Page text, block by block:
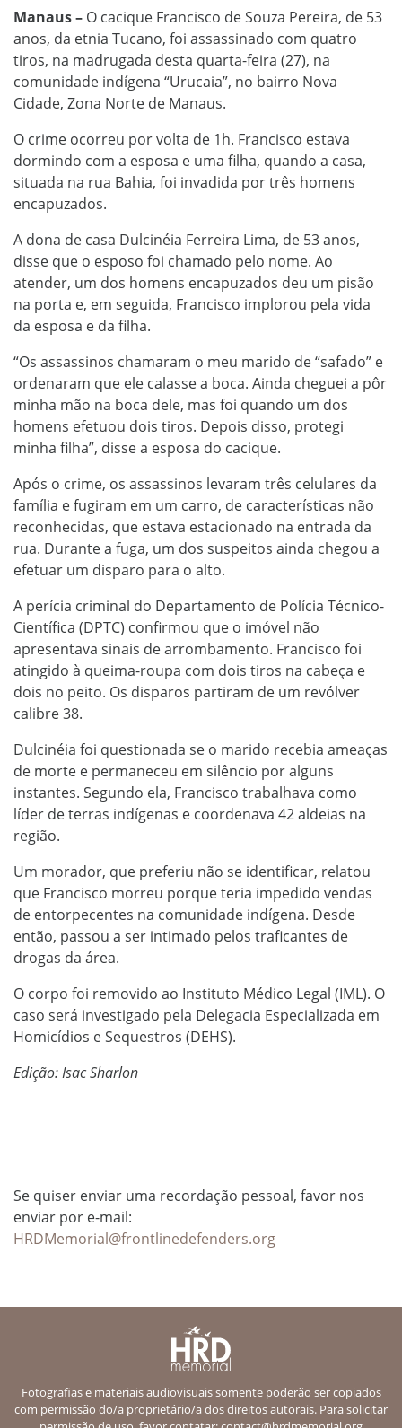
Manaus – O cacique Francisco de Souza Pereira, de 53
anos, da etnia Tucano, foi assassinado com quatro
tiros, na madrugada desta quarta-feira (27), na
comunidade indígena “Urucaia”, no bairro Nova
Cidade, Zona Norte de Manaus.
O crime ocorreu por volta de 1h. Francisco estava
dormindo com a esposa e uma filha, quando a casa,
situada na rua Bahia, foi invadida por três homens
encapuzados.
A dona de casa Dulcinéia Ferreira Lima, de 53 anos,
disse que o esposo foi chamado pelo nome. Ao
atender, um dos homens encapuzados deu um pisão
na porta e, em seguida, Francisco implorou pela vida
da esposa e da filha.
“Os assassinos chamaram o meu marido de “safado” e
ordenaram que ele calasse a boca. Ainda cheguei a pôr
minha mão na boca dele, mas foi quando um dos
homens efetuou dois tiros. Depois disso, protegi
minha filha”, disse a esposa do cacique.
Após o crime, os assassinos levaram três celulares da
família e fugiram em um carro, de características não
reconhecidas, que estava estacionado na entrada da
rua. Durante a fuga, um dos suspeitos ainda chegou a
efetuar um disparo para o alto.
A perícia criminal do Departamento de Polícia Técnico-
Científica (DPTC) confirmou que o imóvel não
apresentava sinais de arrombamento. Francisco foi
atingido à queima-roupa com dois tiros na cabeça e
dois no peito. Os disparos partiram de um revólver
calibre 38.
Dulcinéia foi questionada se o marido recebia ameaças
de morte e permaneceu em silêncio por alguns
instantes. Segundo ela, Francisco trabalhava como
líder de terras indígenas e coordenava 42 aldeias na
região.
Um morador, que preferiu não se identificar, relatou
que Francisco morreu porque teria impedido vendas
de entorpecentes na comunidade indígena. Desde
então, passou a ser intimado pelos traficantes de
drogas da área.
O corpo foi removido ao Instituto Médico Legal (IML). O
caso será investigado pela Delegacia Especializada em
Homicídios e Sequestros (DEHS).
Edição: Isac Sharlon
Se quiser enviar uma recordação pessoal, favor nos
enviar por e-mail:
HRDMemorial@frontlinedefenders.org
Fotografias e materiais audiovisuais somente poderão ser copiados
com permissão do/a proprietário/a dos direitos autorais. Para solicitar